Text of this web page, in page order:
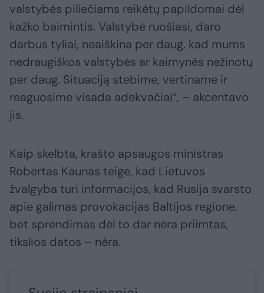
valstybės piliečiams reikėtų papildomai dėl
kažko baimintis. Valstybė ruošiasi, daro
darbus tyliai, neaiškina per daug, kad mums
nedraugiškos valstybės ar kaimynės nežinotų
per daug. Situaciją stebime, vertiname ir
reaguosime visada adekvačiai“, – akcentavo
jis.
Kaip skelbta, krašto apsaugos ministras
Robertas Kaunas teigė, kad Lietuvos
žvalgyba turi informacijos, kad Rusija svarsto
apie galimas provokacijas Baltijos regione,
bet sprendimas dėl to dar nėra priimtas,
tikslios datos – nėra.